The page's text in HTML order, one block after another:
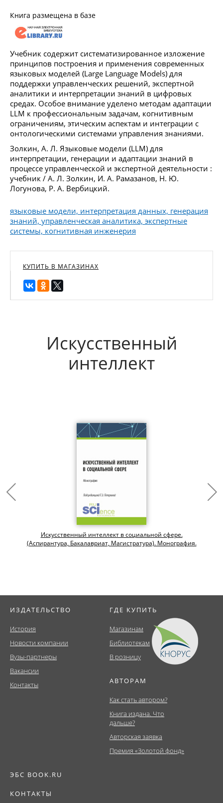
Книга размещена в базе
Учебник содержит систематизированное изложение
принципов построения и применения современных
языковых моделей (Large Language Models) для
поддержки управленческих решений, экспертной
аналитики и интерпретации знаний в цифровых
средах. Особое внимание уделено методам адаптации
LLM к профессиональным задачам, когнитивным
ограничениям, этическим аспектам и интеграции с
онтологическими системами управления знаниями.
Золкин, А. Л. Языковые модели (LLM) для
интерпретации, генерации и адаптации знаний в
процессе управленческой и экспертной деятельности :
учебник / А. Л. Золкин, И. А. Рамазанов, Н. Ю.
Логунова, Р. А. Вербицкий.
языковые модели, интерпретация данных, генерация
знаний, управленческая аналитика, экспертные
системы, когнитивная инженерия
КУПИТЬ В МАГАЗИНАХ
Искусственный
интеллект
Искусственный интеллект в социальной сфере.
(Аспирантура, Бакалавриат, Магистратура). Монография.
ИЗДАТЕЛЬСТВО
История
Новости компании
Вузы-партнеры
Вакансии
Контакты
ГДЕ КУПИТЬ
Магазинам
Библиотекам
В розницу
АВТОРАМ
Как стать автором?
Книга издана. Что
дальше?
Авторская заявка
Премия «Золотой фонд»
ЭБС BOOK.RU
КОНТАКТЫ